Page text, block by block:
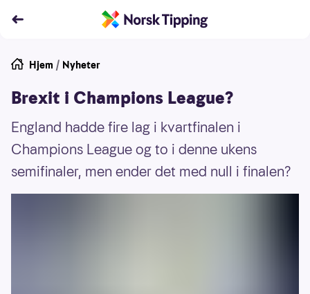
Hjem / Nyheter
Brexit i Champions League?
England hadde fire lag i kvartfinalen i
Champions League og to i denne ukens
semifinaler, men ender det med null i finalen?